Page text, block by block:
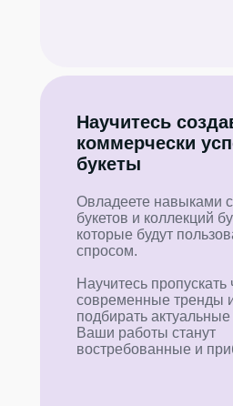
Научитесь
коммерчески
букеты
Овладеете навыками
букетов и коллекций
которые будут
спросом.
Научитесь пропускать
современные тренды и
подбирать актуальные
Ваши работы станут
востребованные и